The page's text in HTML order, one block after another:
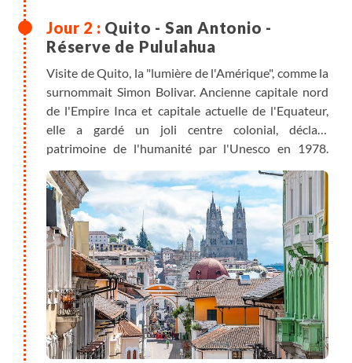
Quito - San Antonio -
Réserve de Pululahua
Visite de Quito, la "lumière de l'Amérique", comme la
surnommait Simon Bolivar. Ancienne capitale nord
de l'Empire Inca et capitale actuelle de l'Equateur,
elle a gardé un joli centre colonial, déclaré
patrimoine de l'humanité par l'Unesco en 1978.
Située à 2850m d'altitude, c'est la deuxième plus
haute capitale au monde derrière La Paz, capitale
administrative de la Bolivie. Monuments, églises,
places et rues pavées nous dévoilent son Histoire,
savoureux mélange de cultures et identités.
Déjeuner libre puis transfert à San Antonio pour
visiter le musée "Intiñan" (la route du soleil), qui met
en valeur les connaissances ancestrales sur le soleil
et les forces physiques et magnétiques qui
s’exercent sous l’effet de la latitude 0º. Après la visite,
nous nous rendons au cratère de Pululahua, un